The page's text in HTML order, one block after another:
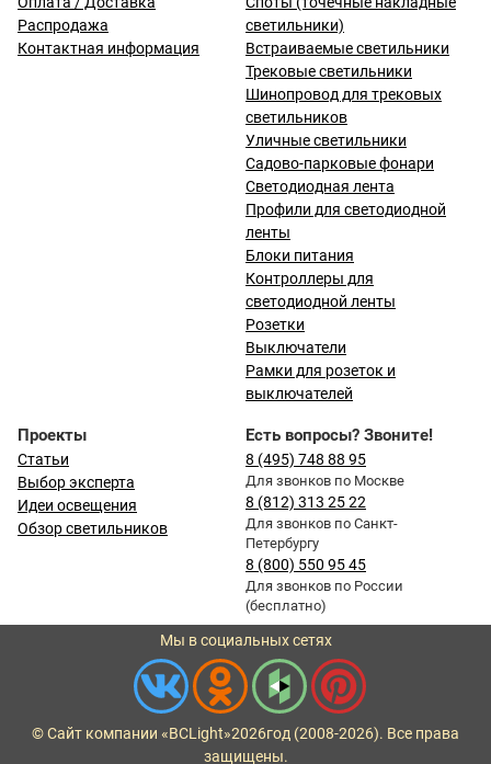
Распродажа
Контактная информация
светильники)
Встраиваемые светильники
Трековые светильники
Шинопровод для трековых
светильников
Уличные светильники
Садово-парковые фонари
Светодиодная лента
Профили для светодиодной
ленты
Блоки питания
Контроллеры для
светодиодной ленты
Розетки
Выключатели
Рамки для розеток и
выключателей
Проекты
Статьи
Выбор эксперта
Идеи освещения
Обзор светильников
Есть вопросы? Звоните!
8 (495) 748 88 95
Для звонков по Москве
8 (812) 313 25 22
Для звонков по Санкт-
Петербургу
8 (800) 550 95 45
Для звонков по России
(бесплатно)
Мы в социальных сетях
© Сайт компании «BCLight»2026год (2008-2026). Все права
защищены.